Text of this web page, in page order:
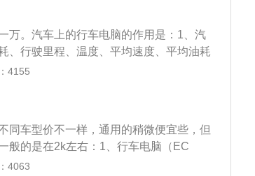
是汽车的ECU，一般用来控制燃油喷射
由微机和外围电路组成。而微机就是在一
储器和输入\/输出接口的单元。
万。汽车上的行车电脑的作用是：1、汽
、行驶里程、温度、平均速度、平均油耗
驶员休息等功能；2、不是所有的电喷车
一点的车应该也有行车电脑；3、一般行
块小屏幕，可以显示以上的信息供驾驶员
4155
同车型价不一样，通用的稍微便宜些，但
般的是在2k左右：1、行车电脑（EC
燃油喷射量、混合气比例等等。由微机
4063